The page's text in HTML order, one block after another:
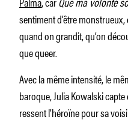
sentiment d’être
quand on grandit, qu’on
que queer.
Avec la même intensité, le
baroque, Julia Kowalski
ressent l’héroïne pour sa